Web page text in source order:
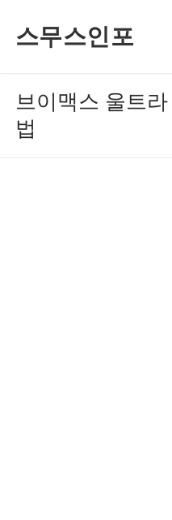
스무스인포
브이맥스 울트
법